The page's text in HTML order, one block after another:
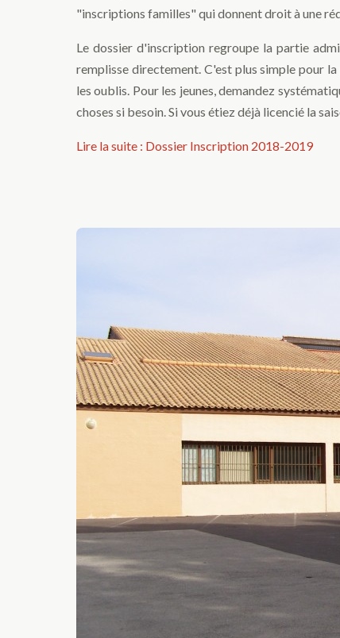
"inscriptions familles" qui donnent droit à une
Le dossier d'inscription regroupe la partie
remplisse directement. C'est plus simple pour
les oublis. Pour les jeunes, demandez
choses si besoin. Si vous étiez déjà licencié la
Lire la suite : Dossier Inscription 2018-2019